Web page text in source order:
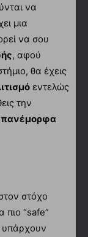
να
μια
να σου
, αφού
θα έχεις
εντελώς
την
πανέμορφα
στόχο
“safe”
υπάρχουν